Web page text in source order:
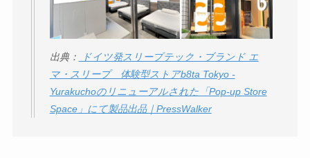
いって本当？
出典：
ドイツ発スリープテック・ブランド エ
マ・スリープ 体験型ストアb8ta Tokyo -
Yurakuchoのリニューアルされた「Pop-up Store
Space」にて製品出品｜PressWalker